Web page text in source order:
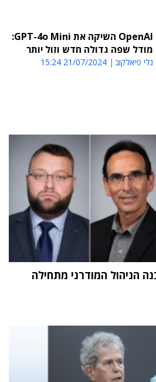
OpenAI השיקה את GPT-4o Mini:
מודל שפה גדולה חדש וזול יותר
גלי פיאלקוב 21/07/2024 15:24
הניהול המודרני מתחילה